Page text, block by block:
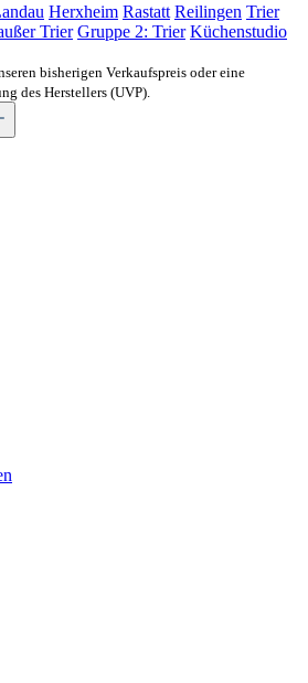
Herxheim Rastatt Reilingen Trier
Trier Gruppe 2: Trier Küchenstudio
bisherigen Verkaufspreis oder eine
des Herstellers (UVP).